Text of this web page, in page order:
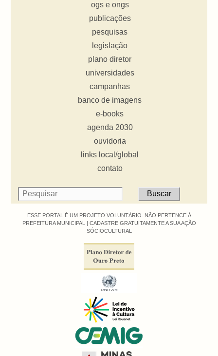
ogs e ongs
publicações
pesquisas
legislação
plano diretor
universidades
campanhas
banco de imagens
e-books
agenda 2030
ouvidoria
links local/global
contato
ESSE PORTAL É UM PROJETO VOLUNTÁRIO. NÃO PERTENCE À
PREFEITURA MUNICIPAL | CADASTRE GRATUITAMENTE A SUA AÇÃO
SÓCIOCULTURAL